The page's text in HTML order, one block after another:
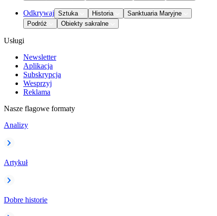
Odkrywaj Sztuka Historia
Sanktuaria Maryjne
Podróż
Obiekty sakralne
Usługi
Newsletter
Aplikacja
Subskrypcja
Wesprzyj
Reklama
Nasze flagowe formaty
Analizy
Artykuł
Dobre historie